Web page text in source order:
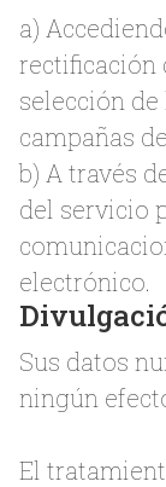
a)
rectificación
selección
campañas
b) A través
del servicio
electrónico.
Sus datos
ningún
El